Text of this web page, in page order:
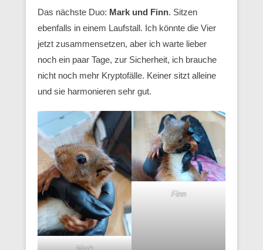
Das nächste Duo: Mark und Finn. Sitzen
ebenfalls in einem Laufstall. Ich könnte die Vier
jetzt zusammensetzen, aber ich warte lieber
noch ein paar Tage, zur Sicherheit, ich brauche
nicht noch mehr Kryptofälle. Keiner sitzt alleine
und sie harmonieren sehr gut.
Finn